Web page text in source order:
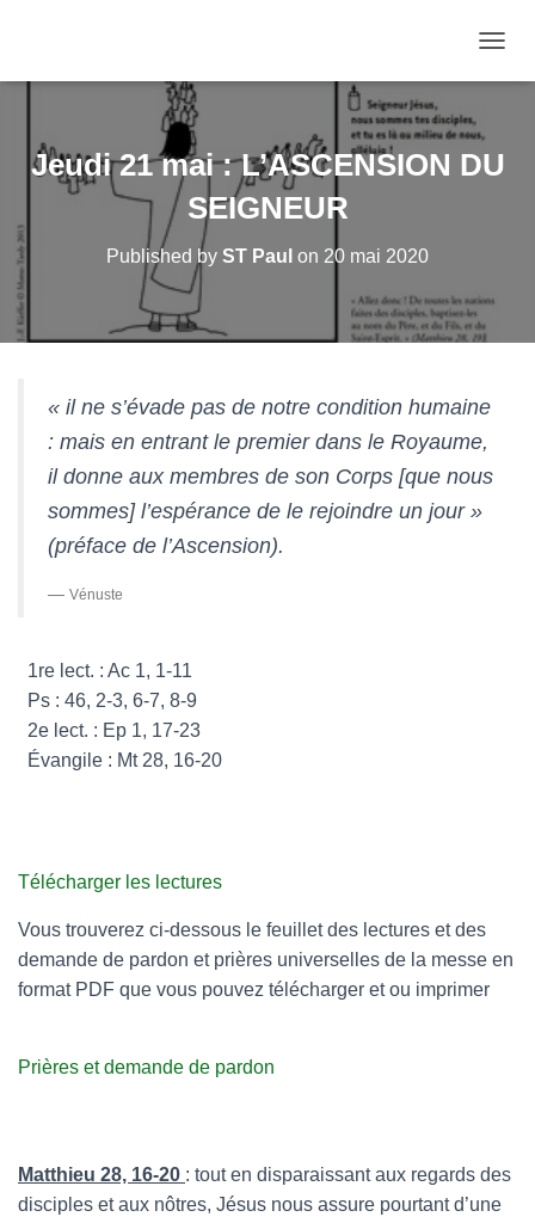
Jeudi 21 mai : L’ASCENSION DU
SEIGNEUR
Published by ST Paul on 20 mai 2020
« il ne s’évade pas de notre condition humaine
: mais en entrant le premier dans le Royaume,
il donne aux membres de son Corps [que nous
sommes] l’espérance de le rejoindre un jour »
(préface de l’Ascension).
Vénuste
1re lect. : Ac 1, 1-11
Ps : 46, 2-3, 6-7, 8-9
2e lect. : Ep 1, 17-23
Évangile : Mt 28, 16-20
Télécharger les lectures
Vous trouverez ci-dessous le feuillet des lectures et des
demande de pardon et prières universelles de la messe en
format PDF que vous pouvez télécharger et ou imprimer
Prières et demande de pardon
Matthieu 28, 16-20 : tout en disparaissant aux regards des
disciples et aux nôtres, Jésus nous assure pourtant d’une